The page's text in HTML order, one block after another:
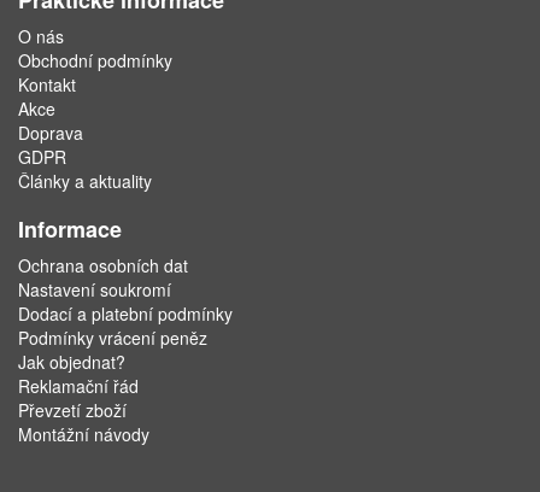
O nás
Obchodní podmínky
Kontakt
Akce
Doprava
GDPR
Články a aktuality
Informace
Ochrana osobních dat
Nastavení soukromí
Dodací a platební podmínky
Podmínky vrácení peněz
Jak objednat?
Reklamační řád
Převzetí zboží
Montážní návody